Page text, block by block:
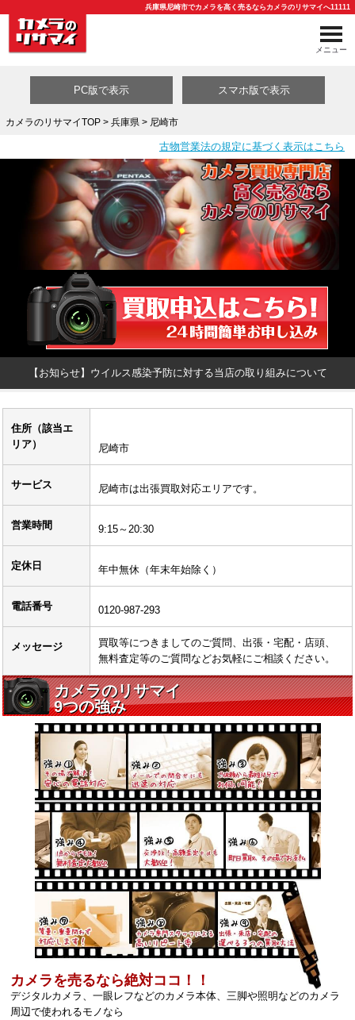
兵庫県尼崎市でカメラを高く売るならカメラのリサマイへ11111
メニュー
買取カテゴリ一覧
PC版で表示 スマホ版で表示
カメラのリサマイTOP> 兵庫県 > 尼崎市
古物営業法の規定に基づく表示はこちら
【お知らせ】ウイルス感染予防に対する当店の取り組みについて
住所（該当エ
リア）
尼崎市
サービス 尼崎市は出張買取対応エリアです。
営業時間 9:15～20:30
定休日 年中無休（年末年始除く）
電話番号 0120-987-293
メッセージ
買取等につきましてのご質問、出張・宅配・店頭、
無料査定等のご質問などお気軽にご相談ください。
カメラを売るなら絶対ココ！！
デジタルカメラ、一眼レフなどのカメラ本体、三脚や照明などのカメラ
周辺で使われるモノなら